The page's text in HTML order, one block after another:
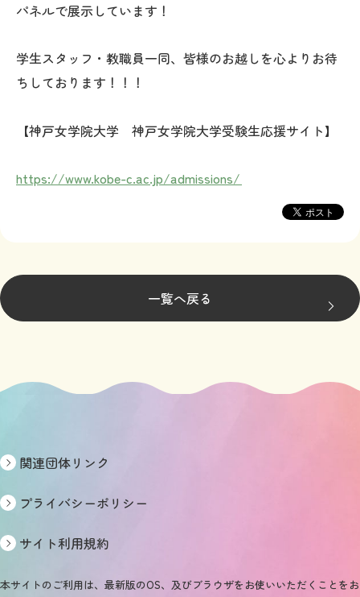
パネルで展示しています！
学生スタッフ・教職員一同、皆様のお越しを心よりお待
ちしております！！！
【神戸女学院大学 神戸女学院大学受験生応援サイト】
https://www.kobe-c.ac.jp/admissions/
一覧へ戻る
関連団体リンク
プライバシーポリシー
サイト利用規約
本サイトのご利用は、最新版のOS、及びブラウザをお使いいただくことをお